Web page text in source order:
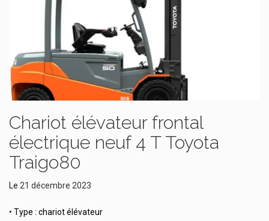
Chariot élévateur frontal
électrique neuf 4 T Toyota
Traigo80
Le 21 décembre 2023
• Type : chariot élévateur